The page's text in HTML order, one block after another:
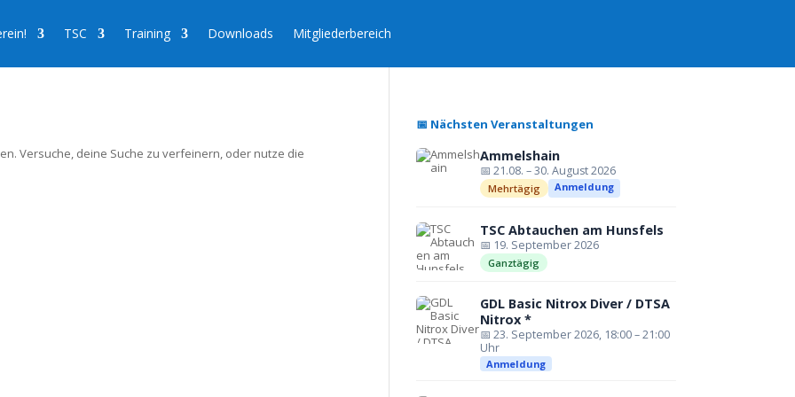
TSC Training Downloads Mitgliederbereich
Versuche, deine Suche zu verfeinern, oder nutze die
📅 Nächsten Veranstaltungen
Ammelshain
📅 21.08. – 30. August 2026
Mehrtägig Anmeldung
TSC Abtauchen am Hunsfels
📅 19. September 2026
Ganztägig
GDL Basic Nitrox Diver / DTSA
Nitrox *
📅 23. September 2026, 18:00 – 21:00
Uhr
Anmeldung